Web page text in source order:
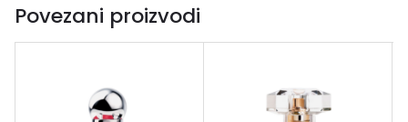
Povezani proizvodi